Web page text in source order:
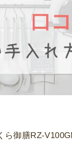
ら御膳RZ-